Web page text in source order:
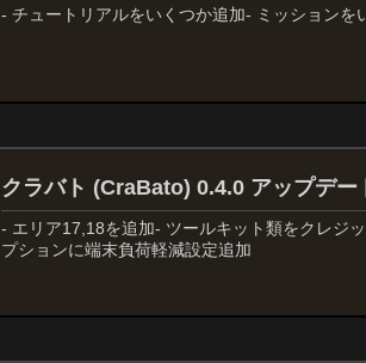
- チュートリアルをいくつか追加- ミッションを
クラバト (CraBato) 0.4.0 アップデー
- エリア17,18を追加- ツールキット類をクレジ
プションに端末負荷軽減設定追加